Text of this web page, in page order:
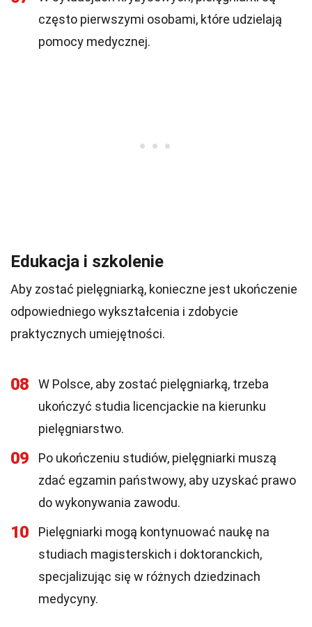
często pierwszymi osobami, które udzielają
pomocy medycznej.
Edukacja i szkolenie
Aby zostać pielęgniarką, konieczne jest ukończenie
odpowiedniego wykształcenia i zdobycie
praktycznych umiejętności.
08
W Polsce, aby zostać pielęgniarką, trzeba
ukończyć studia licencjackie na kierunku
pielęgniarstwo.
09
Po ukończeniu studiów, pielęgniarki muszą
zdać egzamin państwowy, aby uzyskać prawo
do wykonywania zawodu.
10
Pielęgniarki mogą kontynuować naukę na
studiach magisterskich i doktoranckich,
specjalizując się w różnych dziedzinach
medycyny.